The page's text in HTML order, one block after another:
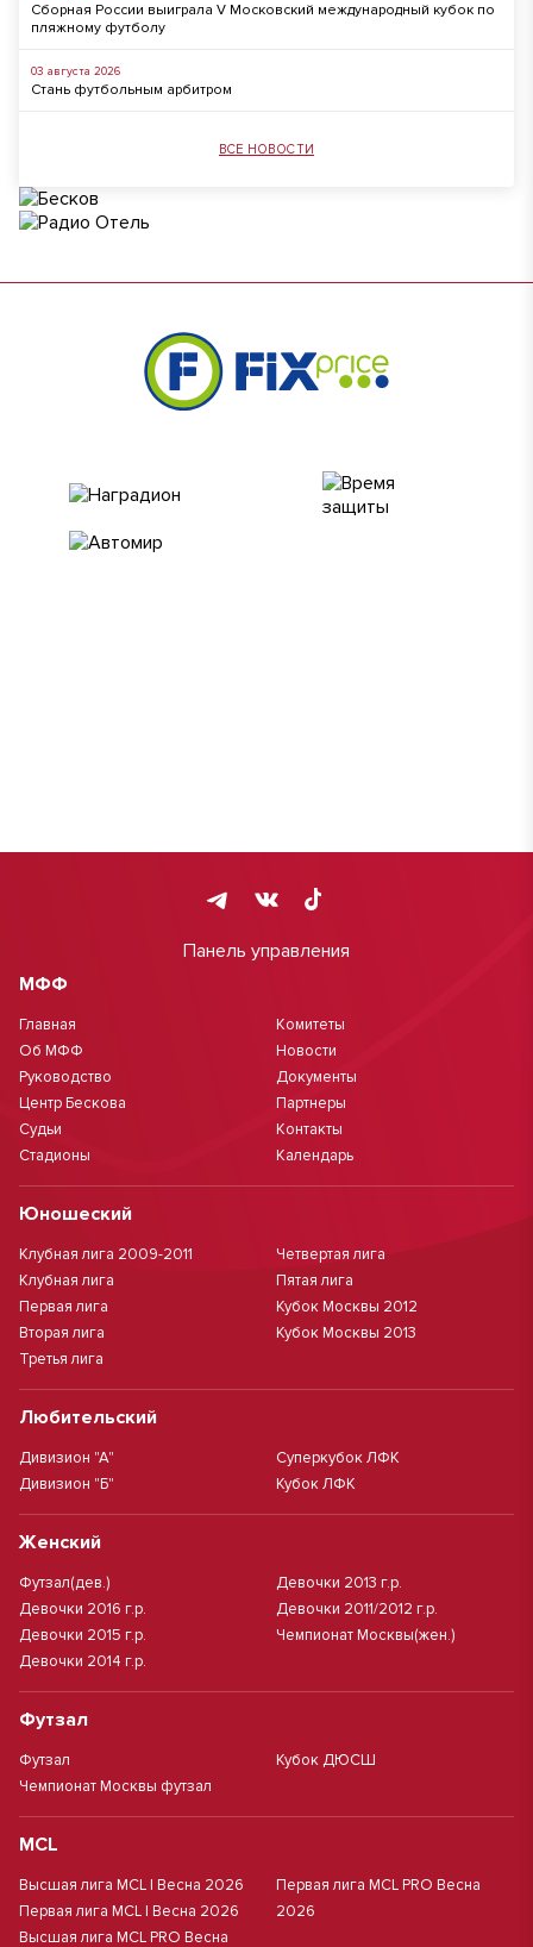
Сборная России выиграла V Московский международный кубок по
пляжному футболу
03 августа 2026
Стань футбольным арбитром
ВСЕ НОВОСТИ
Панель управления
МФФ
Главная
Об МФФ
Руководство
Центр Бескова
Судьи
Стадионы
Комитеты
Новости
Документы
Партнеры
Контакты
Календарь
Юношеский
Клубная лига 2009-2011
Клубная лига
Первая лига
Вторая лига
Третья лига
Четвертая лига
Пятая лига
Кубок Москвы 2012
Кубок Москвы 2013
Любительский
Дивизион "А"
Дивизион "Б"
Суперкубок ЛФК
Кубок ЛФК
Женский
Футзал(дев.)
Девочки 2016 г.р.
Девочки 2015 г.р.
Девочки 2014 г.р.
Девочки 2013 г.р.
Девочки 2011/2012 г.р.
Чемпионат Москвы(жен.)
Футзал
Футзал
Чемпионат Москвы футзал
Кубок ДЮСШ
MCL
Высшая лига MCL | Весна 2026
Первая лига MCL | Весна 2026
Высшая лига MCL PRO Весна
Первая лига MCL PRO Весна
2026